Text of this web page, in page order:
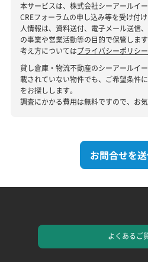
本サービスは、株式会社シーアールイ
CREフォーラムの申し込み等を受け付
人情報は、資料送付、電子メール送信
の事業や営業活動等の目的で保管しま
考え方についてはプライバシーポリシー
貸し倉庫・物流不動産のシーアールイ
載されていない物件でも、ご希望条件
をお探しします。
調査にかかる費用は無料ですので、お
お問合せを
よくあるご